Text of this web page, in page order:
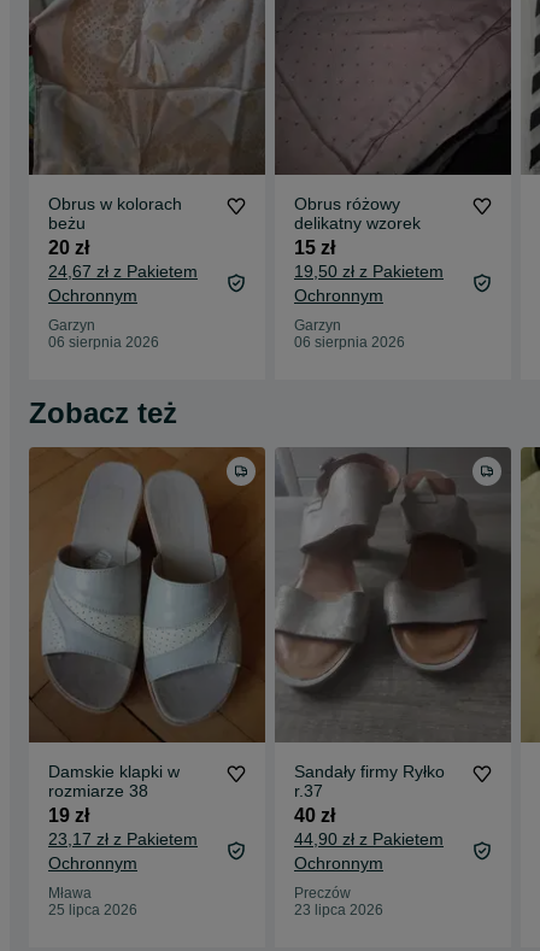
Obrus w kolorach
beżu
20 zł
24,67 zł z Pakietem
Ochronnym
Garzyn
06 sierpnia 2026
Obrus różowy
delikatny wzorek
15 zł
19,50 zł z Pakietem
Ochronnym
Garzyn
06 sierpnia 2026
Zobacz też
Damskie klapki w
rozmiarze 38
19 zł
23,17 zł z Pakietem
Ochronnym
Mława
25 lipca 2026
Sandały firmy Ryłko
r.37
40 zł
44,90 zł z Pakietem
Ochronnym
Preczów
23 lipca 2026